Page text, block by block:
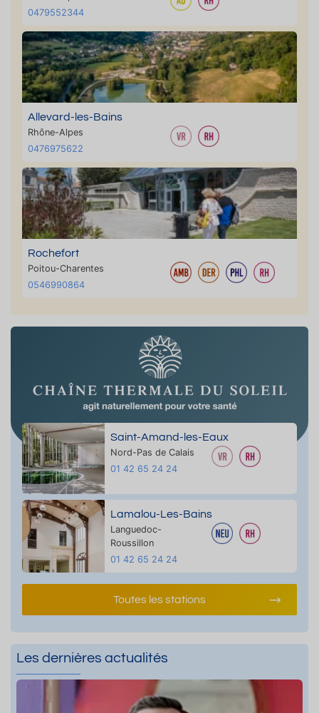
0479552344
Allevard-les-Bains
Rhône-Alpes
0476975622
Rochefort
Poitou-Charentes
0546990864
Saint-Amand-les-Eaux
Nord-Pas de Calais
01 42 65 24 24
Lamalou-Les-Bains
Languedoc-
Roussillon
01 42 65 24 24
Toutes les stations
Les dernières actualités